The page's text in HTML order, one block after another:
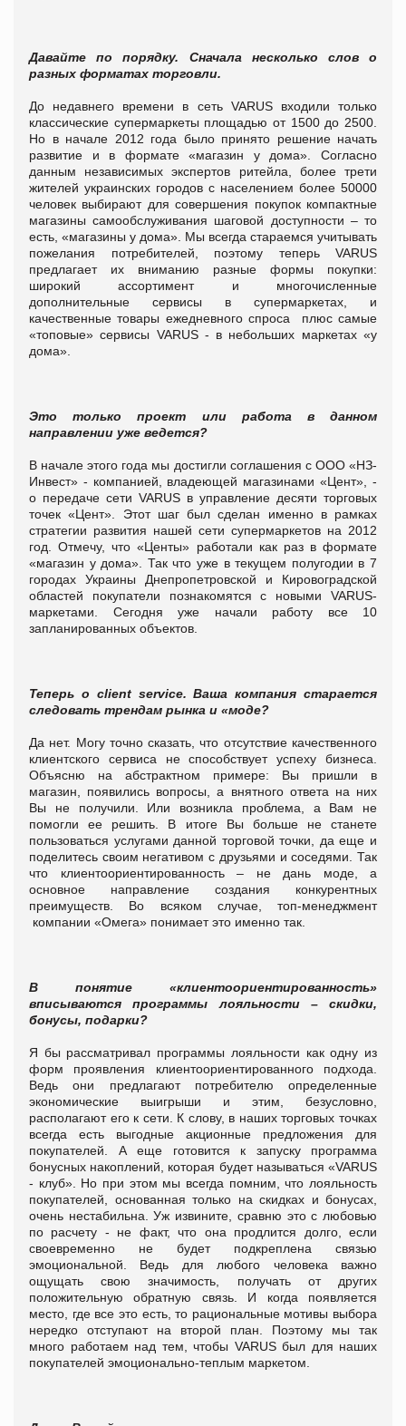
Давайте по порядку. Сначала несколько слов о
разных форматах торговли.
До недавнего времени в сеть VARUS входили только
классические супермаркеты площадью от 1500 до 2500.
Но в начале 2012 года было принято решение начать
развитие и в формате «магазин у дома». Согласно
данным независимых экспертов ритейла, более трети
жителей украинских городов с населением более 50000
человек выбирают для совершения покупок компактные
магазины самообслуживания шаговой доступности – то
есть, «магазины у дома». Мы всегда стараемся учитывать
пожелания потребителей, поэтому теперь VARUS
предлагает их вниманию разные формы покупки:
широкий ассортимент и многочисленные
дополнительные сервисы в супермаркетах, и
качественные товары ежедневного спроса плюс самые
«топовые» сервисы VARUS - в небольших маркетах «у
дома».
Это только проект или работа в данном
направлении уже ведется?
В начале этого года мы достигли соглашения с ООО «НЗ-
Инвест» - компанией, владеющей магазинами «Цент», -
о передаче сети VARUS в управление десяти торговых
точек «Цент». Этот шаг был сделан именно в рамках
стратегии развития нашей сети супермаркетов на 2012
год.
Отмечу, что «Центы» работали как раз в формате
«магазин у дома». Так что уже в текущем полугодии в 7
городах Украины Днепропетровской и Кировоградской
областей покупатели познакомятся с новыми VARUS-
маркетами. Сегодня уже начали работу все 10
запланированных объектов.
Теперь о client service. Ваша компания старается
следовать трендам рынка и «моде?
Да нет. Могу точно сказать, что отсутствие качественного
клиентского сервиса не способствует успеху бизнеса.
Объясню на абстрактном примере: Вы пришли в
магазин, появились вопросы, а внятного ответа на них
Вы не получили. Или возникла проблема, а Вам не
помогли ее решить. В итоге Вы больше не станете
пользоваться услугами данной торговой точки, да еще и
поделитесь своим негативом с друзьями и соседями. Так
что клиентоориентированность – не дань моде, а
основное направление создания конкурентных
преимуществ. Во всяком случае, топ-менеджмент
компании «Омега» понимает это именно так.
В понятие «клиентоориентированность»
вписываются программы лояльности – скидки,
бонусы, подарки?
Я бы рассматривал программы лояльности как одну из
форм проявления клиентоориентированного подхода.
Ведь они предлагают потребителю определенные
экономические выигрыши и этим, безусловно,
располагают его к сети.
К слову, в наших торговых точках
всегда есть выгодные акционные предложения для
покупателей. А еще готовится к запуску программа
бонусных накоплений, которая будет называться «VARUS
- клуб». Но при этом мы всегда помним, что лояльность
покупателей, основанная только на скидках и бонусах,
очень нестабильна. Уж извините, сравню это с любовью
по расчету - не факт, что она продлится долго, если
своевременно не будет подкреплена связью
эмоциональной. Ведь для любого человека важно
ощущать свою значимость, получать от других
положительную обратную связь. И когда появляется
место, где все это есть, то рациональные мотивы выбора
нередко отступают на второй план. Поэтому мы так
много работаем над тем, чтобы VARUS был для наших
покупателей эмоционально-теплым маркетом.